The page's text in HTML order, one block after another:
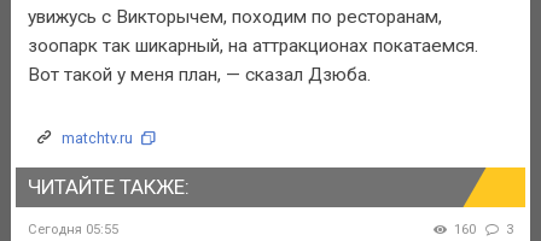
увижусь с Викторычем, походим по ресторанам,
зоопарк так шикарный, на аттракционах покатаемся.
Вот такой у меня план, — сказал Дзюба.
matchtv.ru
ЧИТАЙТЕ ТАКЖЕ:
Сегодня 05:55 160 3